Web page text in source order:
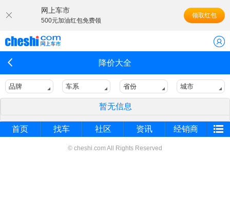
网上车市
500元加油红包免费领
领取红包
降价大全
品牌 车系 省份 城市
暂无信息
首页 找车 社区 资讯 经销商
© cheshi.com All Rights Reserved